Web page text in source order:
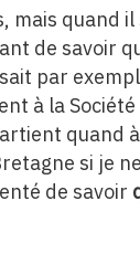
mais quand il
de savoir
par
à la Société
quand
si je
de savoir